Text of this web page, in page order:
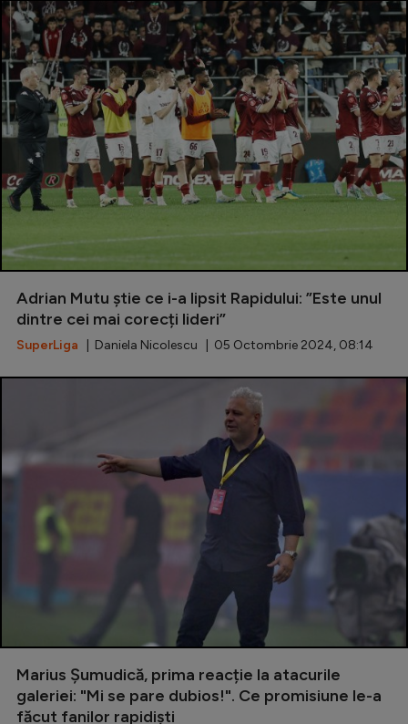
Auto
Rugby
Ciclism
Alte sporturi
JO 2024
JO 2026
Intră în cont
Creează cont
Adrian Mutu știe ce i-a lipsit Rapidului: ”Este unul
dintre cei mai corecți lideri”
SuperLiga | Daniela Nicolescu | 05 Octombrie 2024, 08:14
Marius Șumudică, prima reacție la atacurile
galeriei: "Mi se pare dubios!". Ce promisiune le-a
făcut fanilor rapidiști